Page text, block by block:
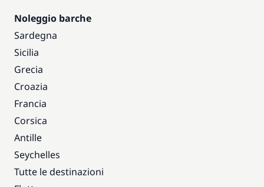
Noleggio barche
Sardegna
Sicilia
Grecia
Croazia
Francia
Corsica
Antille
Seychelles
Tutte le destinazioni